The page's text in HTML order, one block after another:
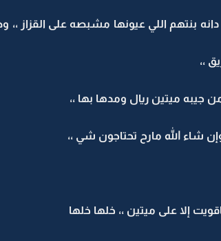
بنتهم اللي عيونها مشبصه على القزاز
،،
ميتين ريال ومدها بها ،،
شاء الله مارح تحتاجون شي ،،
إلا على ميتين ،، خلها خلها